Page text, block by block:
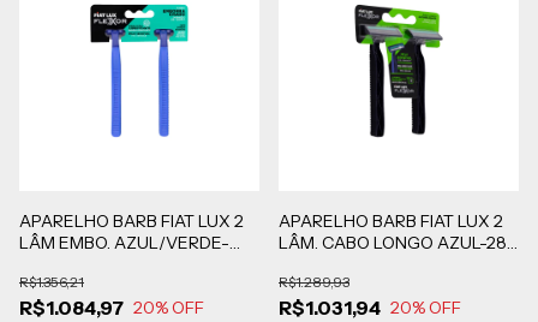
APARELHO BARB FIAT LUX 2
LÂM EMBO. AZUL/VERDE-
R$1.084,97
R$1.356,21
20% OFF
APARELHO BARB FIAT LUX 2
LÂM. CABO LONGO AZUL-288
R$1.031,94
R$1.289,93
20% OFF